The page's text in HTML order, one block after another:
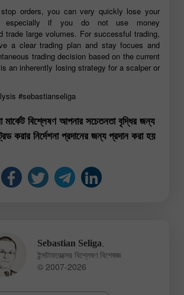
orders, you can very quickly lose your
especially if you do not use money
trade large volumes. For successful trading,
a clear trading plan and stay focues and
trading decision based on the current
an inherently losing strategy for a scalper or
#sebastianseliga
বিশ্লেষণ আপনার সচেতনতা বৃদ্ধির জন্য
করার নির্দেশনা প্রদানের জন্য প্রদান করা হয়
Sebastian Seliga
ইন্সটাফরেক্সের বিশ্লেষণ বিশেষজ্ঞ
© 2007-2026